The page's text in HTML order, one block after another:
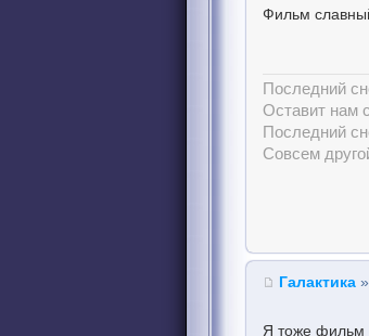
Фильм
Последний
Оставит нам
Последний
Совсем
Галактика
Я тоже фильм